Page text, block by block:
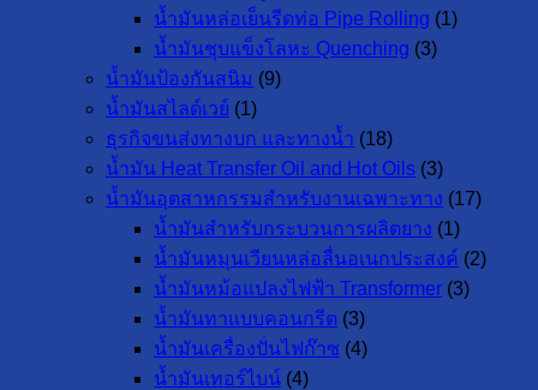
น้ำมันหล่อเย็นรีดท่อ Pipe Rolling (1)
น้ำมันชุบแข็งโลหะ Quenching (3)
น้ำมันป้องกันสนิม (9)
น้ำมันสไลด์เวย์ (1)
ธุรกิจขนส่งทางบก และทางน้ำ (18)
น้ำมัน Heat Transfer Oil and Hot Oils (3)
น้ำมันอุตสาหกรรมสำหรับงานเฉพาะทาง (17)
น้ำมันสำหรับกระบวนการผลิตยาง (1)
น้ำมันหมุนเวียนหล่อลื่นอเนกประสงค์ (2)
น้ำมันหม้อแปลงไฟฟ้า Transformer (3)
น้ำมันทาแบบคอนกรีต (3)
น้ำมันเครื่องปั่นไฟก๊าซ (4)
น้ำมันเทอร์ไบน์ (4)